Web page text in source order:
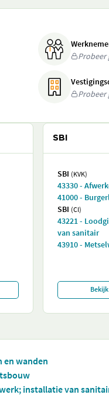
Probeer
Probeer
SBI
SBI (KVK)
43330 -
41000 -
SBI (CI)
43221 -
van sanitair
43910 -
en wanden
installatie van